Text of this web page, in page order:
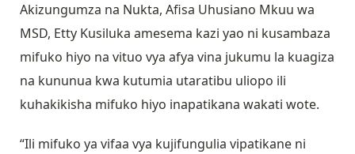
Akizungumza na Nukta, Afisa Uhusiano Mkuu wa
MSD, Etty Kusiluka amesema kazi yao ni kusambaza
mifuko hiyo na vituo vya afya vina jukumu la kuagiza
na kununua kwa kutumia utaratibu uliopo ili
kuhakikisha mifuko hiyo inapatikana wakati wote.
“Ili mifuko ya vifaa vya kujifungulia vipatikane ni